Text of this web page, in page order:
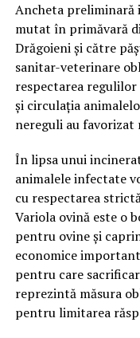
Ancheta preliminară
mutat în primăvară
Drăgoieni și către
sanitar-veterinare
respectarea
și circulația
nereguli au favorizat
În lipsa unui
animalele infectate
cu respectarea
Variola ovină este o
pentru ovine și
economice
pentru care
reprezintă măsura
pentru limitarea